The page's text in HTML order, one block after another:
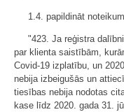
1.4. papildināt
"423. Ja reģistra
par klienta saistībām,
Covid-19 izplatību, un
nebija izbeigušās un
tiesības nebija nodotas
kase līdz 2020. gada 31.